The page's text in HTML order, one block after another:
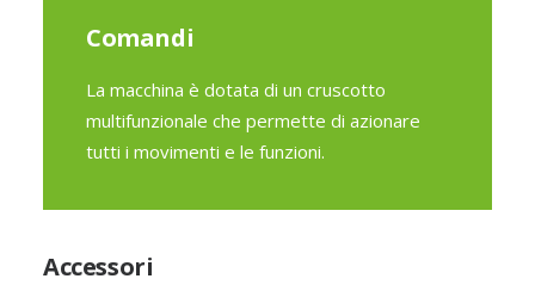
Comandi
La macchina è dotata di un cruscotto
multifunzionale che permette di azionare
tutti i movimenti e le funzioni.
Accessori